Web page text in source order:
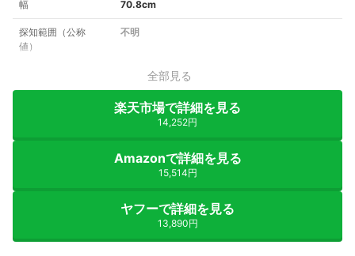
幅 70.8cm
探知範囲（公称
値）
不明
全部見る
楽天市場で詳細を見る
14,252円
Amazonで詳細を見る
15,514円
ヤフーで詳細を見る
13,890円